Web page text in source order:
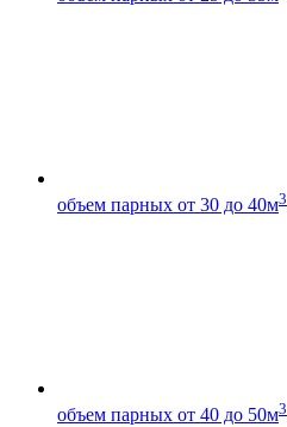
объем парных от 30 до 40м3
объем парных от 40 до 50м3